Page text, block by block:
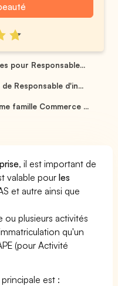
pour Responsable...
Responsable d'in...
famille Commerce ...
, il est important de
valable pourles
et autre ainsi que
plusieurs activités
qu'un
(pour Activité
est :